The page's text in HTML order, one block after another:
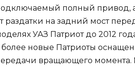
полный привод,
раздатки на задний мост
УАЗ Патриот до 2012
более новые Патриоты
вращающего момента.